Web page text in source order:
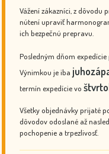
Vážení zákazníci, z dôvodu
nútení upraviť
ich bezpečnú prepravu.
Posledným dňom expedície
Výnimkou je iba
termín expedície vo
Všetky objednávky prijaté
dôvodov odoslané až
pochopenie a trpezlivosť.